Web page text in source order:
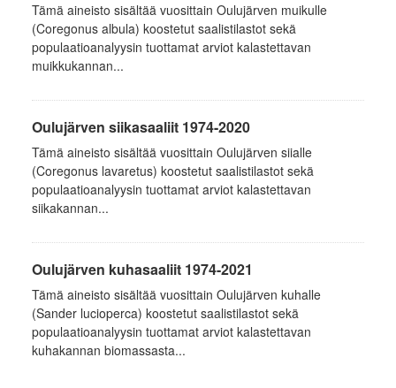
Tämä aineisto sisältää vuosittain Oulujärven muikulle
(Coregonus albula) koostetut saalistilastot sekä
populaatioanalyysin tuottamat arviot kalastettavan
muikkukannan...
Oulujärven siikasaaliit 1974-2020
Tämä aineisto sisältää vuosittain Oulujärven siialle
(Coregonus lavaretus) koostetut saalistilastot sekä
populaatioanalyysin tuottamat arviot kalastettavan
siikakannan...
Oulujärven kuhasaaliit 1974-2021
Tämä aineisto sisältää vuosittain Oulujärven kuhalle
(Sander lucioperca) koostetut saalistilastot sekä
populaatioanalyysin tuottamat arviot kalastettavan
kuhakannan biomassasta...